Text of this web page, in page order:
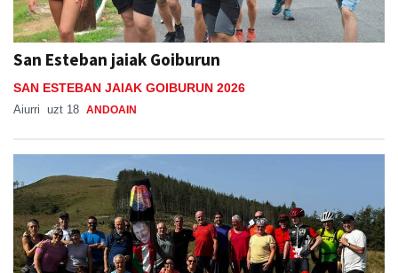
San Esteban jaiak Goiburun
SAN ESTEBAN JAIAK GOIBURUN 2026
Aiurri uzt 18 ANDOAIN